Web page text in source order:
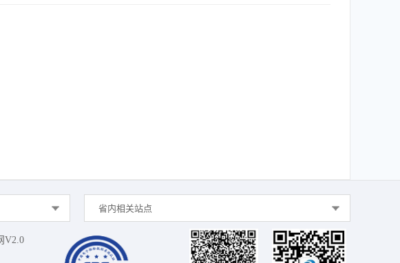
省内相关站点
V2.0